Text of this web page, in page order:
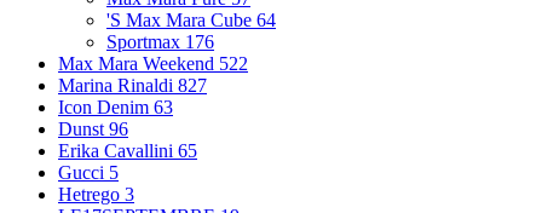
'S Max Mara Cube 64
Sportmax 176
Max Mara Weekend 522
Marina Rinaldi 827
Icon Denim 63
Dunst 96
Erika Cavallini 65
Gucci 5
Hetrego 3